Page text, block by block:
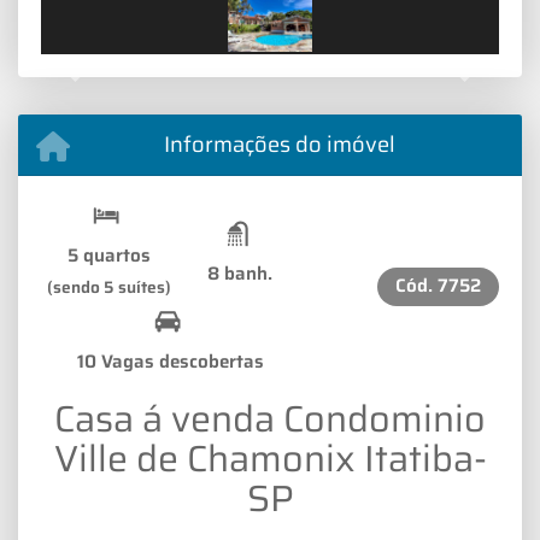
Previous Next
Informações do imóvel
5 quartos
(sendo 5 suítes) 8 banh.
10 Vagas descobertas
Cód. 7752
Casa á venda Condominio
Ville de Chamonix Itatiba-
SP